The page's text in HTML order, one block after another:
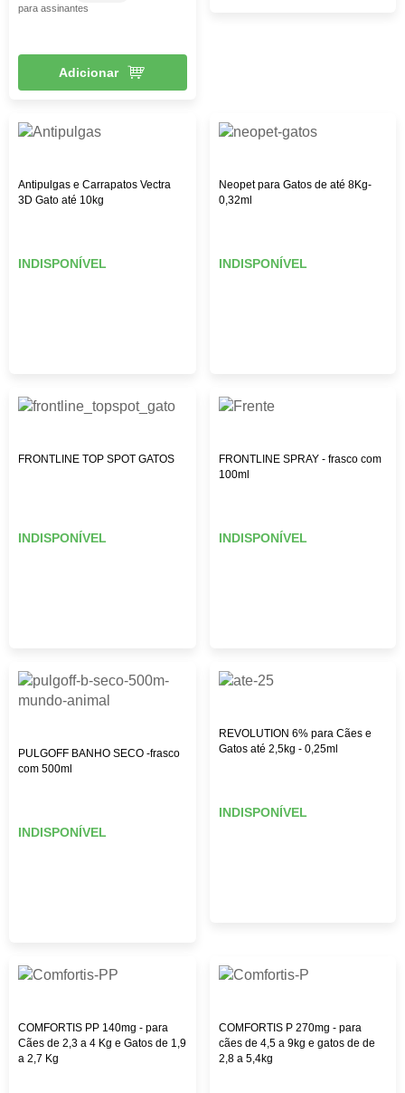
para assinantes
Adicionar
Antipulgas e Carrapatos Vectra
3D Gato até 10kg
INDISPONÍVEL
Neopet para Gatos de até 8Kg-
0,32ml
INDISPONÍVEL
FRONTLINE TOP SPOT GATOS
INDISPONÍVEL
FRONTLINE SPRAY - frasco com
100ml
INDISPONÍVEL
PULGOFF BANHO SECO -frasco
com 500ml
INDISPONÍVEL
REVOLUTION 6% para Cães e
Gatos até 2,5kg - 0,25ml
INDISPONÍVEL
COMFORTIS PP 140mg - para
Cães de 2,3 a 4 Kg e Gatos de 1,9
a 2,7 Kg
COMFORTIS P 270mg - para
cães de 4,5 a 9kg e gatos de de
2,8 a 5,4kg